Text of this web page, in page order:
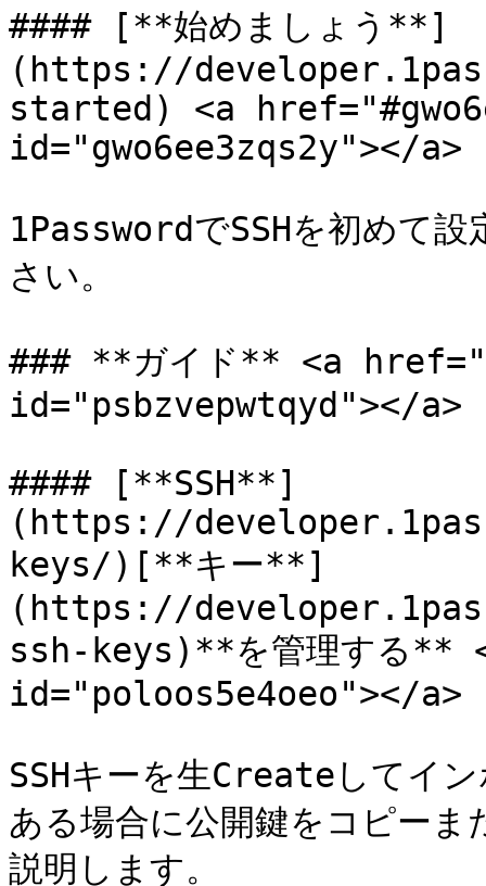
#### [**始めましょう**]
(https://
started) <a
id="gwo6ee3zqs2y"></a>
1PasswordでSSHを初めて
さい。
### **ガイド** <a
id="psbzvepwtqyd"></a>
#### [**SSH**]
(https://
keys/)[**キー**]
(https://
ssh-keys)**を管理する**
id="poloos5e4oeo"></a>
SSHキーを生Createしてイ
ある場合に公開鍵をコピー
説明します。